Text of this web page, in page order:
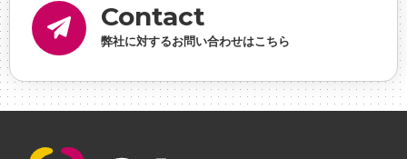
理・ゲームPM
#勉強会
に理解した
#採用
#採用向け #新卒 #新卒採用
#歓迎会
ュー
#福利厚生
Contact
弊社に対するお問い合わせはこちら